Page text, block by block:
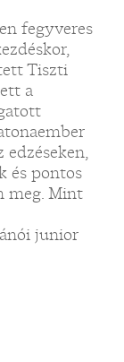
fegyveres
Tiszti
a
és pontos
meg. Mint
junior